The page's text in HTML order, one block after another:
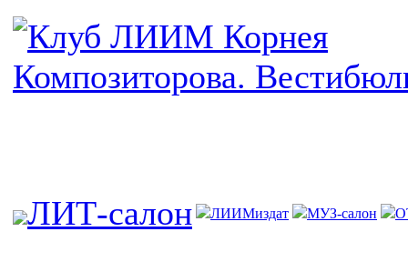
ЛИТ-салон ЛИИМиздат МУЗ-салон